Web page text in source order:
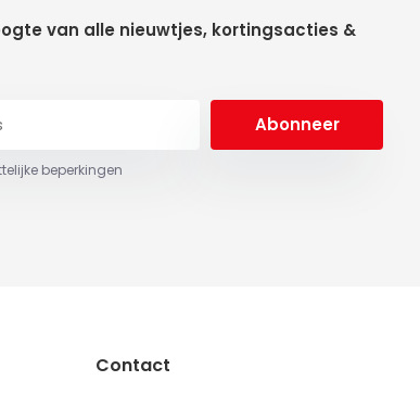
van alle nieuwtjes, kortingsacties &
Abonneer
beperkingen
Contact